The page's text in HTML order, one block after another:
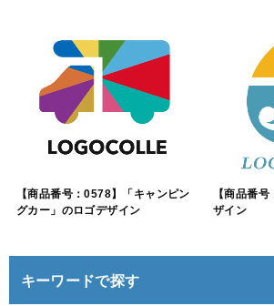
【商品番号：0578】「キャンピン
グカー」のロゴデザイン
【商品番
ザイン
キーワードで探す